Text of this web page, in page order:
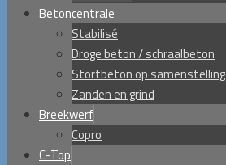
inhoudBetoncentrale
Stabilisé
Droge beton / schraalbeton
Stortbeton op samenstelling
Zanden en grind
Breekwerf
Copro
C-Top